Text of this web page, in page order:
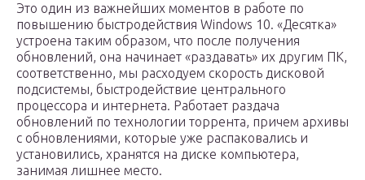
Это один из важнейших моментов в работе по
повышению быстродействия Windows 10. «Десятка»
устроена таким образом, что после получения
обновлений, она начинает «раздавать» их другим ПК,
соответственно, мы расходуем скорость дисковой
подсистемы, быстродействие центрального
процессора и интернета. Работает раздача
обновлений по технологии торрента, причем архивы
с обновлениями, которые уже распаковались и
установились, хранятся на диске компьютера,
занимая лишнее место.